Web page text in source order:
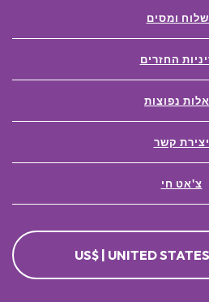
ומסים
החזרים
נפוצות
יצירת קשר
צ'אט חי
US$ | UNITED